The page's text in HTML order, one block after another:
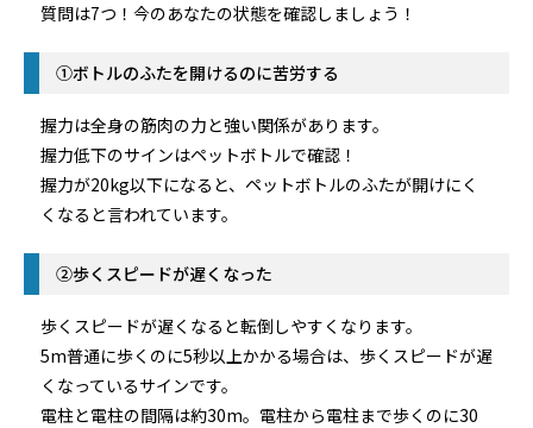
質問は7つ！今のあなたの状態を確認しましょう！
①ボトルのふたを開けるのに苦労する
握力は全身の筋肉の力と強い関係があります。
握力低下のサインはペットボトルで確認！
握力が20kg以下になると、ペットボトルのふたが開けにく
くなると言われています。
②歩くスピードが遅くなった
歩くスピードが遅くなると転倒しやすくなります。
5m普通に歩くのに5秒以上かかる場合は、歩くスピードが遅
くなっているサインです。
電柱と電柱の間隔は約30m。電柱から電柱まで歩くのに30